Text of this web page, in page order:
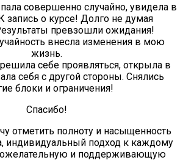
совершенно случайно, увидела в
запись о курсе! Долго не думая
превзошли ожидания!
внесла изменения в мою
жизнь.
себе проявляться, открыла в
себя с другой стороны. Снялись
блоки и ограничения!
Спасибо!
отметить полноту и насыщенность
индивидуальный подход к каждому
и поддерживающую